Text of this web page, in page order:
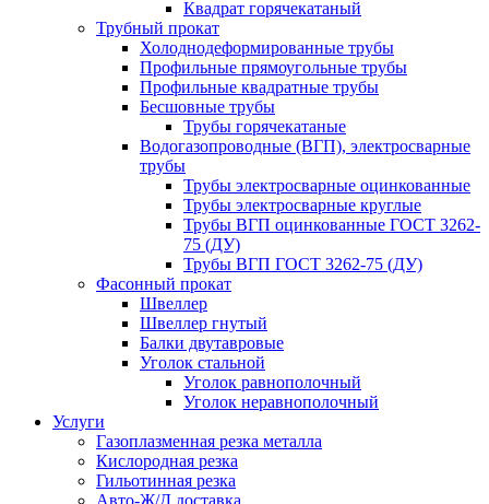
Квадрат горячекатаный
Трубный прокат
Холоднодеформированные трубы
Профильные прямоугольные трубы
Профильные квадратные трубы
Бесшовные трубы
Трубы горячекатаные
Водогазопроводные (ВГП), электросварные
трубы
Трубы электросварные оцинкованные
Трубы электросварные круглые
Трубы ВГП оцинкованные ГОСТ 3262-
75 (ДУ)
Трубы ВГП ГОСТ 3262-75 (ДУ)
Фасонный прокат
Швеллер
Швеллер гнутый
Балки двутавровые
Уголок стальной
Уголок равнополочный
Уголок неравнополочный
Услуги
Газоплазменная резка металла
Кислородная резка
Гильотинная резка
Авто-Ж/Д доставка